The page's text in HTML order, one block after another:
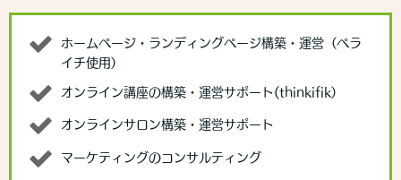
ホームページ・ランディングページ構築・運営（ペラ
イチ使用）
オンライン講座の構築・運営サポート(thinkifik）
オンラインサロン構築・運営サポート
マーケティングのコンサルティング